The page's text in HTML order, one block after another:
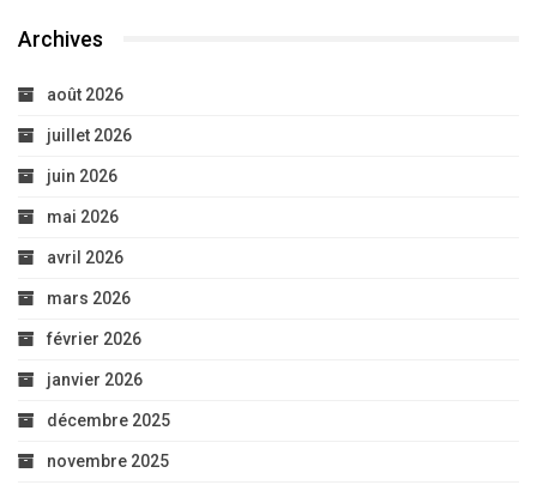
Archives
août 2026
juillet 2026
juin 2026
mai 2026
avril 2026
mars 2026
février 2026
janvier 2026
décembre 2025
novembre 2025